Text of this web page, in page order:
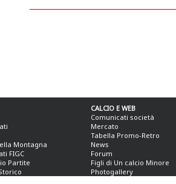
Montagna
FIGC
Partite
CALCIO E WEB
Comunicati società
Mercato
Tabella Promo-Retro
News
Forum
Figli di Un calcio Minore
Photogallery